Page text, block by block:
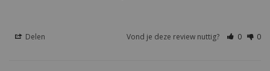
Delen Vond je deze review nuttig? 0 0